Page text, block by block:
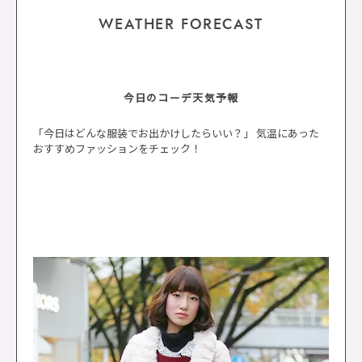
WEATHER FORECAST
今日のコーデ天気予報
「今日はどんな服装でお出かけしたらいい？」 気温にあった
おすすめファッションをチェック！